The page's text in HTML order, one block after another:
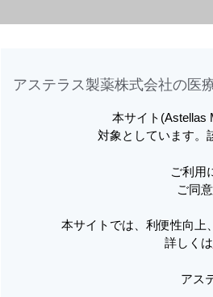
スメディカルネットでは、利便性向上
利用してアクセスデータを取得していま
そこが知りたい、移植医
移植医療の今 ～患
は目覚ましい進展を続けています。
ならず、専門スタッフの自己研鑽
アステラス製薬株式会社の医
本サイト(Astellas
対象としています。
ご利用
ご同
本サイトでは、利便性向上
詳しくは
アス